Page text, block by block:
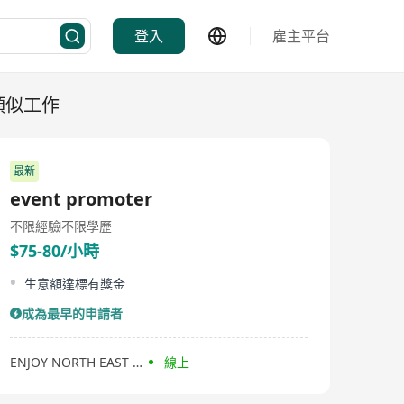
登入 雇主平台
似工作
最新
event promoter
不限經驗不限學歷
$75-80/小時
生意額達標有獎金
成為最早的申請者
ENJOY NORTH EAST FARM PRODUCTS COMPANY LIMITED 線上